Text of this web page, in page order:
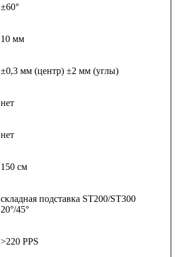
±60°
10 мм
±0,3 мм (центр) ±2 мм (углы)
нет
нет
150 см
складная подставка ST200/ST300
20°/45°
>220 PPS